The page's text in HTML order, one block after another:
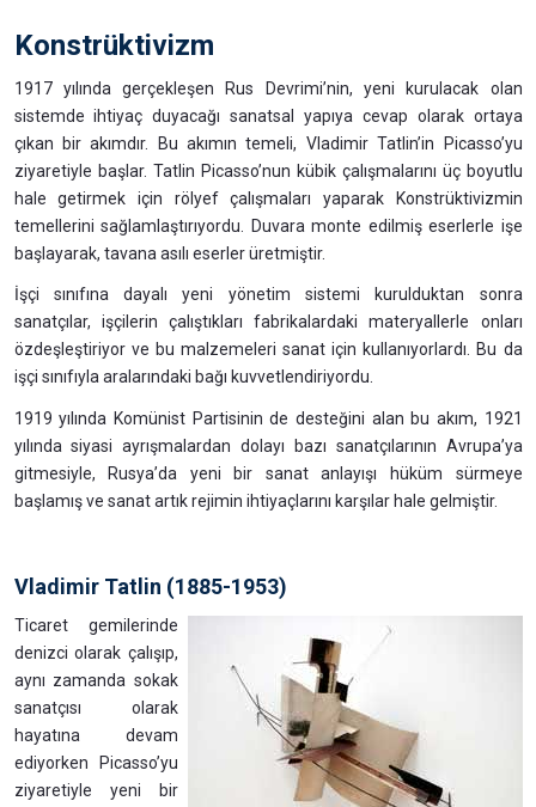
Konstrüktivizm
1917 yılında gerçekleşen Rus Devrimi’nin, yeni kurulacak olan
sistemde ihtiyaç duyacağı sanatsal yapıya cevap olarak ortaya
çıkan bir akımdır. Bu akımın temeli, Vladimir Tatlin’in Picasso’yu
ziyaretiyle başlar. Tatlin Picasso’nun kübik çalışmalarını üç boyutlu
hale getirmek için rölyef çalışmaları yaparak Konstrüktivizmin
temellerini sağlamlaştırıyordu. Duvara monte edilmiş eserlerle işe
başlayarak, tavana asılı eserler üretmiştir.
İşçi sınıfına dayalı yeni yönetim sistemi kurulduktan sonra
sanatçılar, işçilerin çalıştıkları fabrikalardaki materyallerle onları
özdeşleştiriyor ve bu malzemeleri sanat için kullanıyorlardı. Bu da
işçi sınıfıyla aralarındaki bağı kuvvetlendiriyordu.
1919 yılında Komünist Partisinin de desteğini alan bu akım, 1921
yılında siyasi ayrışmalardan dolayı bazı sanatçılarının Avrupa’ya
gitmesiyle, Rusya’da yeni bir sanat anlayışı hüküm sürmeye
başlamış ve sanat artık rejimin ihtiyaçlarını karşılar hale gelmiştir.
Vladimir Tatlin (1885-1953)
Ticaret gemilerinde
denizci olarak çalışıp,
aynı zamanda sokak
sanatçısı olarak
hayatına devam
ediyorken Picasso’yu
ziyaretiyle yeni bir